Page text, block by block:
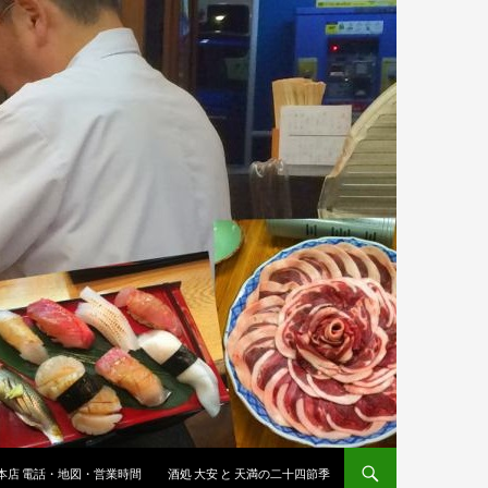
店 電話・地図・営業時間 酒処 大安 と 天満の二十四節季